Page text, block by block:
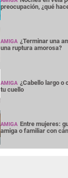
preocupación, ¿qué
AMIGA ¿Terminar una
una ruptura amorosa?
AMIGA ¿Cabello largo o
tu cuello
AMIGA Entre mujeres:
amiga o familiar con